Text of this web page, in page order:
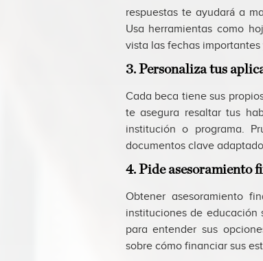
respuestas te ayudará a
Usa herramientas como
vista las fechas
3. Personaliza tus
Cada beca tiene sus
te asegura resaltar tus
institución o programa.
documentos clave
4. Pide asesoramiento
Obtener asesoramiento
instituciones de educación
para entender sus
sobre cómo financiar sus